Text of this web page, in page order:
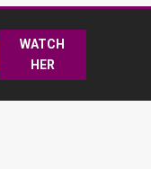
WATCH
HER